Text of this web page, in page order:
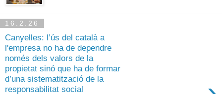
16.2.26
Canyelles: l’ús del català a
l'empresa no ha de dependre
només dels valors de la
propietat sinó que ha de formar
d’una sistematització de la
responsabilitat social